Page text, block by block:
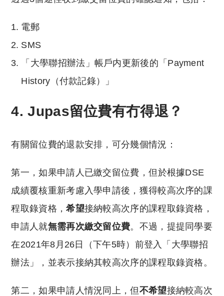
電郵
SMS
「大學聯招辦法」帳戶内更新後的「Payment
History（付款記錄）」
4. Jupas留位費有冇得退？
有關留位費的退款安排，可分幾個情況：
第一，如果申請人已繳交留位費，但於根據DSE
成績覆核重新考慮入學申請後，獲得較高次序的課
程取錄資格，希望接納較高次序的課程取錄資格，
申請人就無需再次繳交留位費。不過，提提同學要
在2021年8月26日（下午5時）前登入「大學聯招
辦法」，並表示接納其較高次序的課程取錄資格。
第二，如果申請人情況同上，但不希望接納較高次